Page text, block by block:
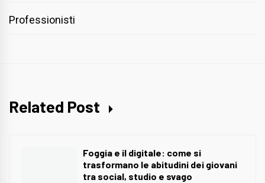
Professionisti
Related Post
Foggia e il digitale: come si
trasformano le abitudini dei giovani
tra social, studio e svago